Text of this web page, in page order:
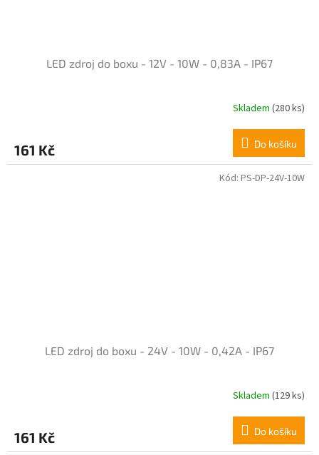
LED zdroj do boxu - 12V - 10W - 0,83A - IP67
Skladem (280 ks)
161 Kč Do košíku
LED zdroj do boxu - 24V - 10W - 0,42A - IP67
Skladem (129 ks)
161 Kč Do košíku
Kód: PS-DP-24V-10W